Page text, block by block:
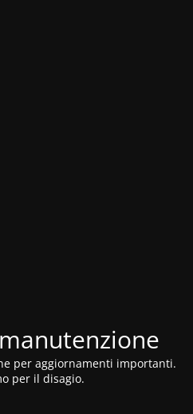
per aggiornamenti importanti.
per il disagio.